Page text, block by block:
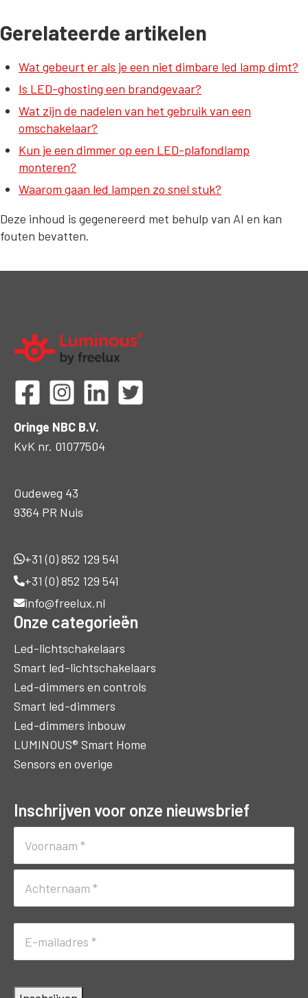
Gerelateerde artikelen
Wat gebeurt er als je een niet dimbare led lamp dimt?
Is LED-ghosting een brandgevaar?
Wat zijn de nadelen van het gebruik van een
omschakelaar?
Kun je een dimmer op een LED-plafondlamp
monteren?
Waarom gaan led lampen zo snel stuk?
Deze inhoud is gegenereerd met behulp van AI en kan
fouten bevatten.
Oringe NBC B.V.
KvK nr. 01077504
Oudeweg 43
9364 PR Nuis
+31 (0) 852 129 541
+31 (0) 852 129 541
info@freelux.nl
Onze categorieën
Led-lichtschakelaars
Smart led-lichtschakelaars
Led-dimmers en controls
Smart led-dimmers
Led-dimmers inbouw
LUMINOUS® Smart Home
Sensors en overige
Inschrijven voor onze nieuwsbrief
mailadres (Vereist)